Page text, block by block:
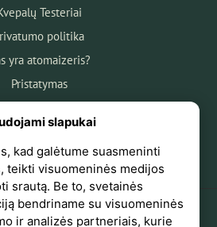
slapukai
kad galėtume suasmeninti
teikti visuomeninės medijos
srautą. Be to, svetainės
bendriname su visuomeninės
ir analizės partneriais, kurie
Testeriai
politika
yra atomaizeris?
Pristatymas
Apie mus
Atsiliepimai